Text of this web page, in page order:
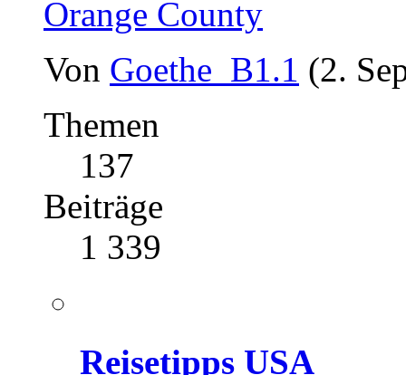
Orange County
Von Goethe_B1.1 (2.
Themen
137
Beiträge
1 339
Reisetipps USA